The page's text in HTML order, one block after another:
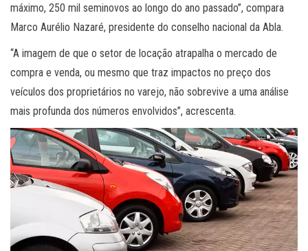
máximo, 250 mil seminovos ao longo do ano passado”, compara
Marco Aurélio Nazaré, presidente do conselho nacional da Abla.
“A imagem de que o setor de locação atrapalha o mercado de
compra e venda, ou mesmo que traz impactos no preço dos
veículos dos proprietários no varejo, não sobrevive a uma análise
mais profunda dos números envolvidos”, acrescenta.